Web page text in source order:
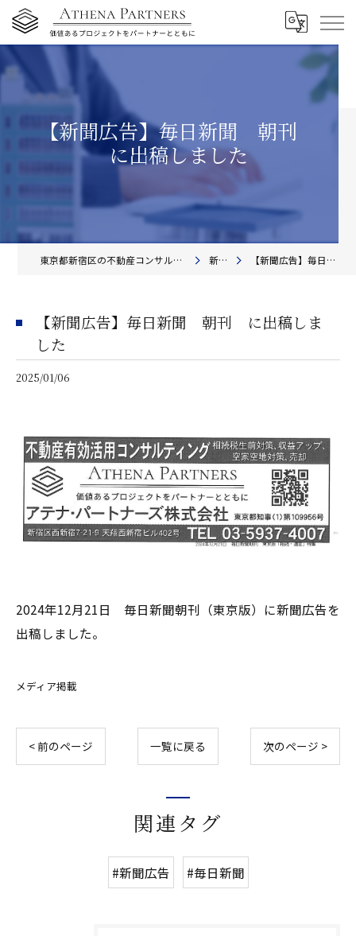
【新聞広告】毎日新聞 朝刊
に出稿しました
東京都新宿区の不動産コンサルティングならアテナ・パートナーズ株式会社 新着情報 【新聞広告】毎日新聞 朝刊 に出稿しました
【新聞広告】毎日新聞 朝刊 に出稿しま
した
2025/01/06
2024年12月21日 毎日新聞朝刊（東京版）に新聞広告を
出稿しました。
メディア掲載
< 前のページ 一覧に戻る 次のページ >
関連タグ
#新聞広告 #毎日新聞